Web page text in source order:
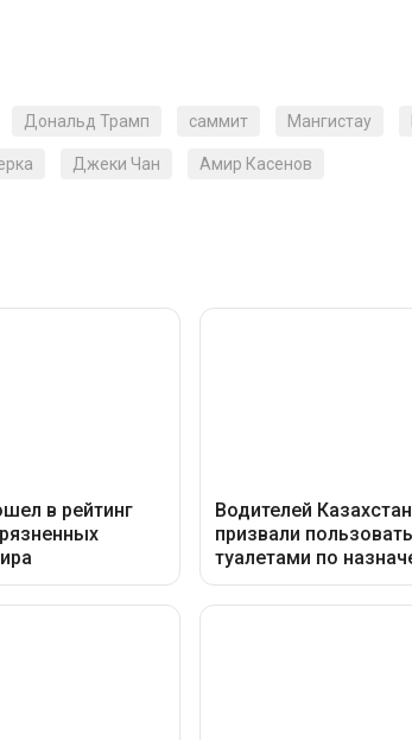
Дональд Трамп саммит Мангистау
Джеки Чан Амир Касенов